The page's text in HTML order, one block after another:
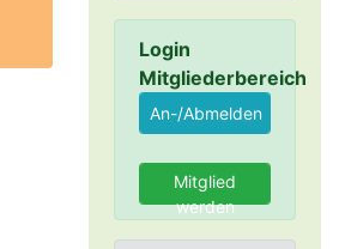
Login
Mitgliederbereich
Mitglied
werden